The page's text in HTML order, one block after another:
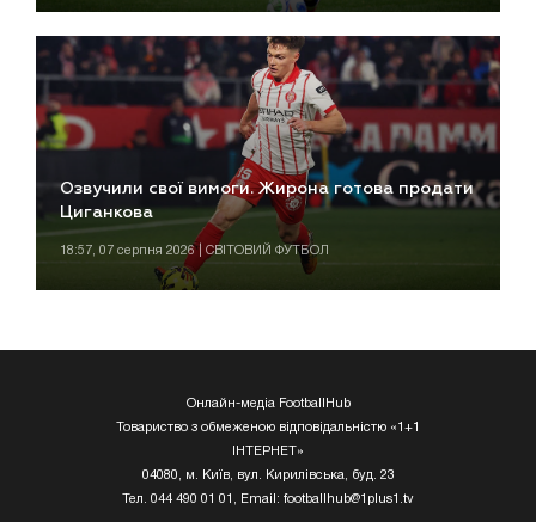
Озвучили свої вимоги. Жирона готова продати
Циганкова
18:57, 07 серпня 2026 | СВІТОВИЙ ФУТБОЛ
Онлайн-медіа FootballHub
Товариство з обмеженою відповідальністю «1+1
ІНТЕРНЕТ»
04080, м. Київ, вул. Кирилівська, буд. 23
Тел. 044 490 01 01, Email: footballhub@1plus1.tv